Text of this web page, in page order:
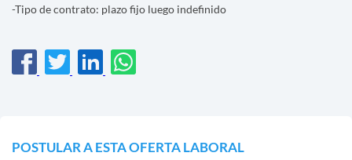
-Tipo de contrato: plazo fijo luego indefinido
POSTULAR A ESTA OFERTA LABORAL